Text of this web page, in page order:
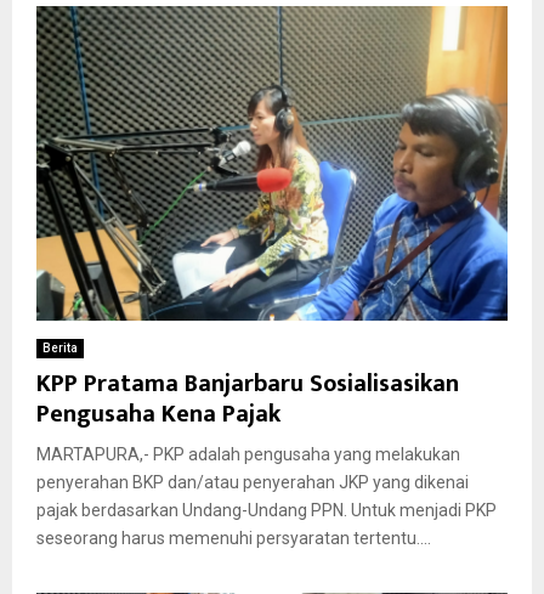
Berita
KPP Pratama Banjarbaru Sosialisasikan
Pengusaha Kena Pajak
MARTAPURA,- PKP adalah pengusaha yang melakukan
penyerahan BKP dan/atau penyerahan JKP yang dikenai
pajak berdasarkan Undang-Undang PPN. Untuk menjadi PKP
seseorang harus memenuhi persyaratan tertentu....